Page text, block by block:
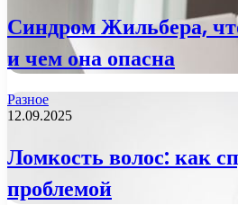
Синдром Жильбера,
и чем она опасна
Разное
12.09.2025
Ломкость волос: как
проблемой